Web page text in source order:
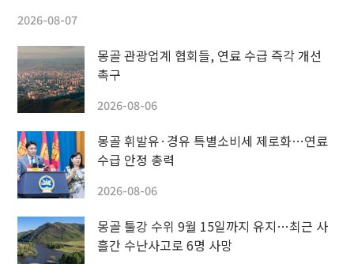
2026-08-07
몽골 관광업계 협회들, 연료 수급 즉각 개선
촉구
2026-08-06
몽골 휘발유·경유 특별소비세 제로화…연료
수급 안정 총력
2026-08-06
몽골 툴강 수위 9월 15일까지 유지…최근 사
흘간 수난사고로 6명 사망